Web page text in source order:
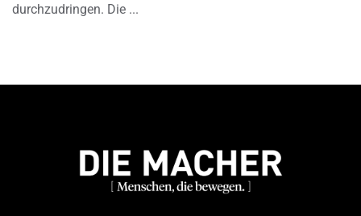
durchzudringen. Die